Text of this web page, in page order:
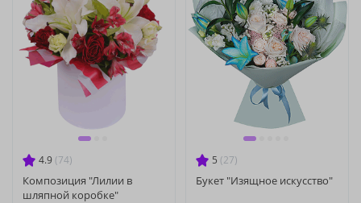
4.9 (74)
Композиция "Лилии в
шляпной коробке"
5 (27)
Букет "Изящное искусство"